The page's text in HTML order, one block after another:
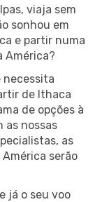
viaja sem
sonhou em
e partir numa
América?
necessita
de Ithaca
de opções à
as nossas
as
serão
já o seu voo